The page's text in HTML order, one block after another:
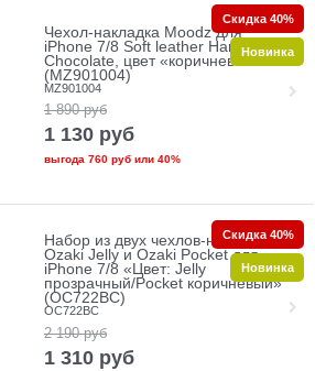
Чехол-накладка Moodz для
iPhone 7/8 Soft leather Hard
Chocolate, цвет «коричневый»
(MZ901004)
MZ901004
1 890 руб
1 130 руб
выгода 760 рубили 40%
Скидка 40%
Новинка
Набор из двух чехлов-накладок
Ozaki Jelly и Ozaki Pocket для
iPhone 7/8 «Цвет: Jelly
прозрачный/Pocket коричневый»
(OC722BC)
OC722BC
2 190 руб
1 310 руб
Скидка 40%
Новинка